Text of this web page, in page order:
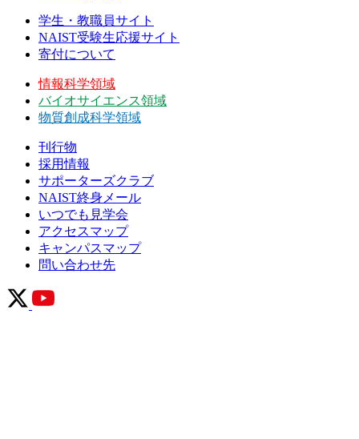
学生・教職員サイト
NAIST受験生応援サイト
寄付について
情報科学領域
バイオサイエンス領域
物質創成科学領域
刊行物
採用情報
サポーターズクラブ
NAIST終身メール
いつでも見学会
アクセスマップ
キャンパスマップ
問い合わせ先